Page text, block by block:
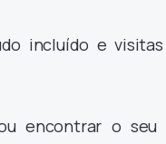
incluído e
encontrar o seu